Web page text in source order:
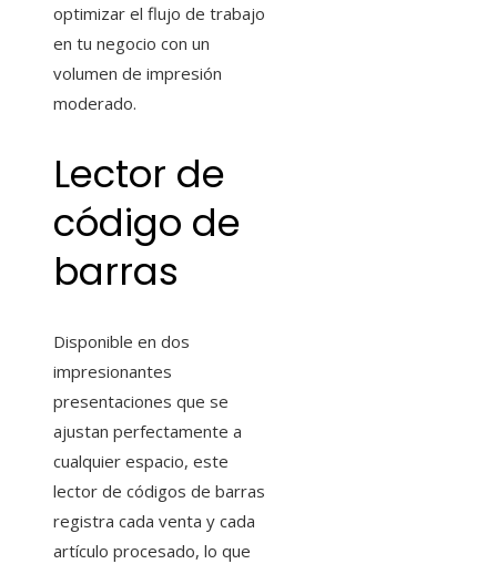
optimizar el flujo de trabajo
en tu negocio con un
volumen de impresión
moderado.
Lector de
código de
barras
Disponible en dos
impresionantes
presentaciones que se
ajustan perfectamente a
cualquier espacio, este
lector de códigos de barras
registra cada venta y cada
artículo procesado, lo que